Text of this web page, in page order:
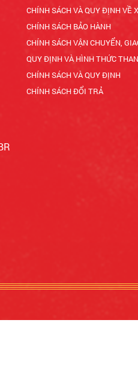
CHÍNH SÁCH VÀ QUY ĐỊNH VỀ
CHÍNH SÁCH BẢO HÀNH
CHÍNH SÁCH VẬN CHUYỂN,
QUY ĐỊNH VÀ HÌNH THỨC
CHÍNH SÁCH VÀ QUY ĐỊNH
CHÍNH SÁCH ĐỔI TRẢ